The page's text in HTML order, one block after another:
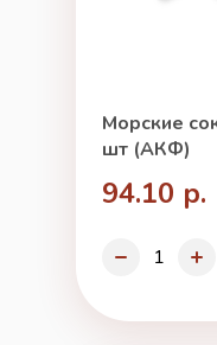
Морские
шт (АКФ)
94.10 р.